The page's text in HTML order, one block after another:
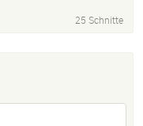
25 Schnitte